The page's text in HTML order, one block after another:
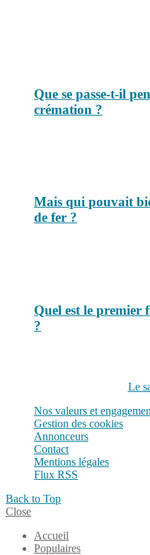
Que se passe-t-il
crémation ?
Mais qui pouvait
de fer ?
Quel est le premier
?
Le
Nos valeurs et
Gestion des cookies
Annonceurs
Contact
Mentions légales
Flux RSS
Back to Top
Close
Accueil
Populaires